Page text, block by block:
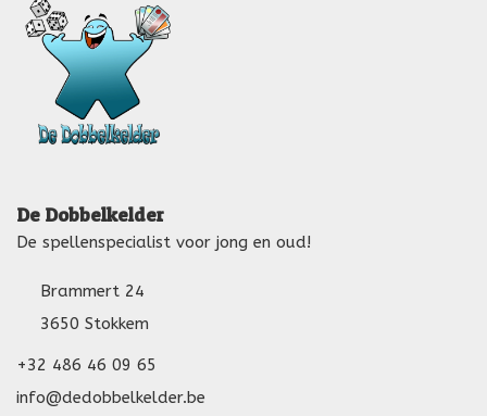
De Dobbelkelder
De spellenspecialist voor jong en oud!
Brammert 24
3650 Stokkem
+32 486 46 09 65
info@dedobbelkelder.be